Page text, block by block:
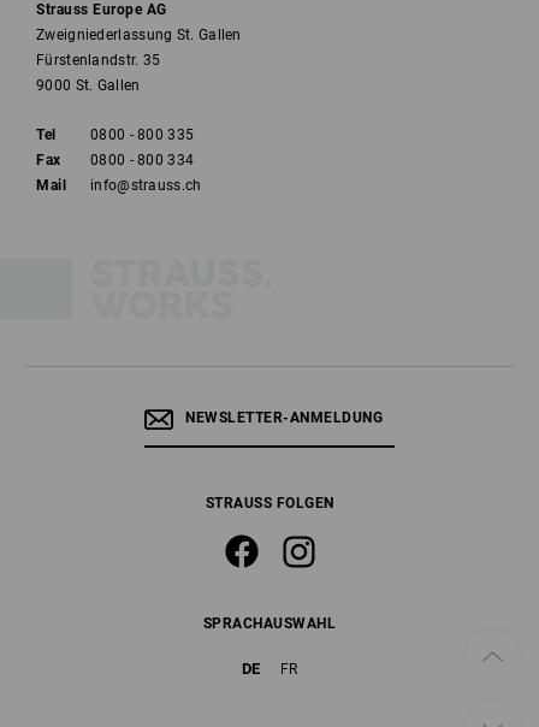
Strauss Europe AG
Zweigniederlassung St. Gallen
Fürstenlandstr. 35
9000 St. Gallen
Tel
0800 - 800 335
Fax
0800 - 800 334
Mail
info@strauss.ch
NEWSLETTER-ANMELDUNG
STRAUSS FOLGEN
SPRACHAUSWAHL
DE FR